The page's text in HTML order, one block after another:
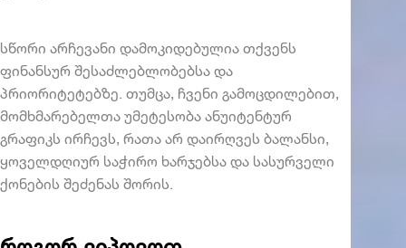
სწორი არჩევანი დამოკიდებულია თქვენს
ფინანსურ შესაძლებლობებსა და
პრიორიტეტებზე. თუმცა, ჩვენი გამოცდილებით,
მომხმარებელთა უმეტესობა ანუიტენტურ
გრაფიკს ირჩევს, რათა არ დაირღვეს ბალანსი,
ყოველდღიურ საჭირო ხარჯებსა და სასურველი
ქონების შეძენას შორის.